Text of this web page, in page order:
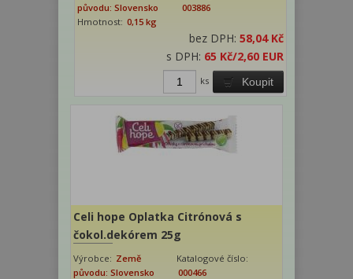
původu: Slovensko
003886
Hmotnost: 0,15 kg
bez DPH:58,04 Kč
s DPH: 65 Kč/2,60 EUR
Koupit
ks
Celi hope Oplatka Citrónová s
čokol.dekórem 25g
Výrobce: Země
původu: Slovensko
Katalogové číslo:
000466